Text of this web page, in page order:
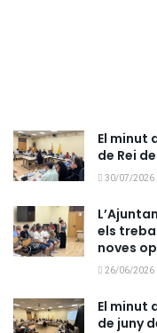
El minut
de Rei
30/07/2026
els
noves
26/06/2026
El minut
de juny